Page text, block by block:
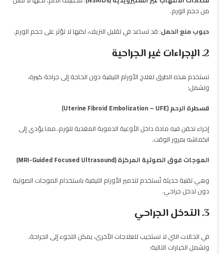
من حجم الورم.
حبوب منع الحمل: قد تساعد في تقليل النزيف، لكنها لا تؤثر على حجم الورم.
2. الإجراءات غير الجراحية
تستخدم هذه الطرق لعلاج الأورام الليفية دون الحاجة إلى جراحة كبيرة،
وتشمل:
قسطرة الرحم (Uterine Fibroid Embolization – UFE)
إجراء تحقن فيه مادة داخل الأوعية الدموية المغذية للورم، مما يؤدي إلى
انكماشه بمرور الوقت.
الموجات فوق الصوتية المركزة (MRI-Guided Focused Ultrasound)
وهي تقنية حديثة تُستخدم لتدمير الأورام الليفية باستخدام الموجات الصوتية
دون تدخل جراحي.
3. التدخل الجراحي
في الحالات التي لا تستجيب للعلاجات الأخرى، يمكن اللجوء إلى الجراحة،
وتشمل الخيارات التالية: